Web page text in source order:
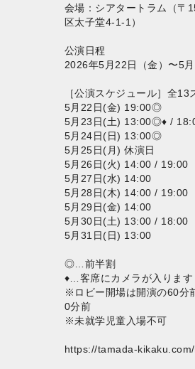
会場：シアタートラム（〒
区太子堂4-1-1）
公演日程
2026年5月22日（金）〜5月
［公演スケジュール］全13
5月22日(金) 19:00◎
5月23日(土) 13:00◎♦︎ /
5月24日(日) 13:00◎
5月25日(月) 休演日
5月26日(火) 14:00 / 19:00
5月27日(水) 14:00
5月28日(木) 14:00 / 19:00
5月29日(金) 14:00
5月30日(土) 13:00 / 18:00
5月31日(日) 13:00
◎…前半割
♦︎…客席にカメラが入ります
※ロビー開場は開演の60分
0分前
※未就学児童入場不可
https://tamada-